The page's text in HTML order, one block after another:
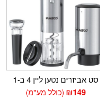
סט אביזרים נטען ליין 4 ב-1
₪149 (כולל מע"מ)